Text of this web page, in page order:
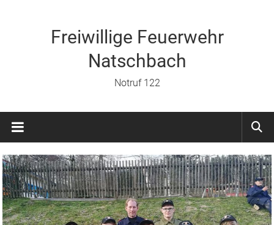
Freiwillige Feuerwehr
Natschbach
Notruf 122